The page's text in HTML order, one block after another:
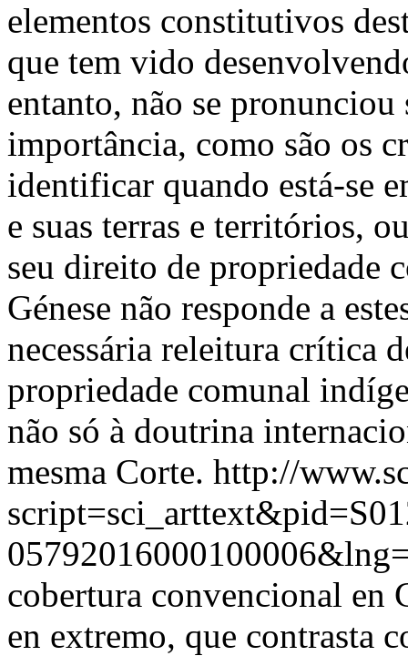
elementos constitutivos
que tem vido
entanto, não se
importância, como são os
identificar quando está-se
e suas terras e territórios,
seu direito de propriedade
Génese não responde a
necessária releitura crítica
propriedade comunal
não só à doutrina
mesma Corte. http://
cobertura convencional en
en extremo, que contrasta